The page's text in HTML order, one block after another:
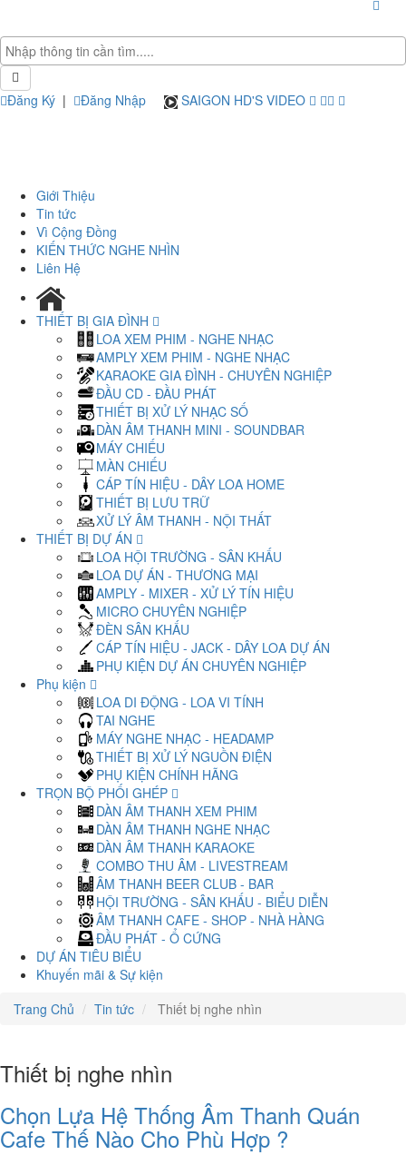
Đăng Ký | Đăng Nhập SAIGON HD'S VIDEO
Giới Thiệu
Tin tức
Vì Cộng Đồng
KIẾN THỨC NGHE NHÌN
Liên Hệ
THIẾT BỊ GIA ĐÌNH
LOA XEM PHIM - NGHE NHẠC
AMPLY XEM PHIM - NGHE NHẠC
KARAOKE GIA ĐÌNH - CHUYÊN NGHIỆP
ĐẦU CD - ĐẦU PHÁT
THIẾT BỊ XỬ LÝ NHẠC SỐ
DÀN ÂM THANH MINI - SOUNDBAR
MÁY CHIẾU
MÀN CHIẾU
CÁP TÍN HIỆU - DÂY LOA HOME
THIẾT BỊ LƯU TRỮ
XỬ LÝ ÂM THANH - NỘI THẤT
THIẾT BỊ DỰ ÁN
LOA HỘI TRƯỜNG - SÂN KHẤU
LOA DỰ ÁN - THƯƠNG MẠI
AMPLY - MIXER - XỬ LÝ TÍN HIỆU
MICRO CHUYÊN NGHIỆP
ĐÈN SÂN KHẤU
CÁP TÍN HIỆU - JACK - DÂY LOA DỰ ÁN
PHỤ KIỆN DỰ ÁN CHUYÊN NGHIỆP
Phụ kiện
LOA DI ĐỘNG - LOA VI TÍNH
TAI NGHE
MÁY NGHE NHẠC - HEADAMP
THIẾT BỊ XỬ LÝ NGUỒN ĐIỆN
PHỤ KIỆN CHÍNH HÃNG
TRỌN BỘ PHỐI GHÉP
DÀN ÂM THANH XEM PHIM
DÀN ÂM THANH NGHE NHẠC
DÀN ÂM THANH KARAOKE
COMBO THU ÂM - LIVESTREAM
ÂM THANH BEER CLUB - BAR
HỘI TRƯỜNG - SÂN KHẤU - BIỂU DIỄN
ÂM THANH CAFE - SHOP - NHÀ HÀNG
ĐẦU PHÁT - Ổ CỨNG
DỰ ÁN TIÊU BIỂU
Khuyến mãi & Sự kiện
Trang Chủ
Tin tức Thiết bị nghe nhìn
Thiết bị nghe nhìn
Chọn Lựa Hệ Thống Âm Thanh Quán
Cafe Thế Nào Cho Phù Hợp ?